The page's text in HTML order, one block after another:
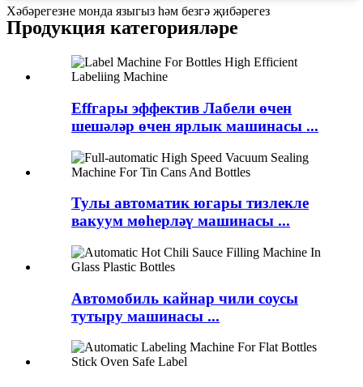
Хәбәрегезне монда языгыз һәм безгә җибәрегез
Продукция категорияләре
Effгары эффектив Лабели өчен
шешәләр өчен ярлык машинасы ...
Тулы автоматик югары тизлекле
вакуум мөһерләү машинасы ...
Автомобиль кайнар чили соусы
тутыру машинасы ...